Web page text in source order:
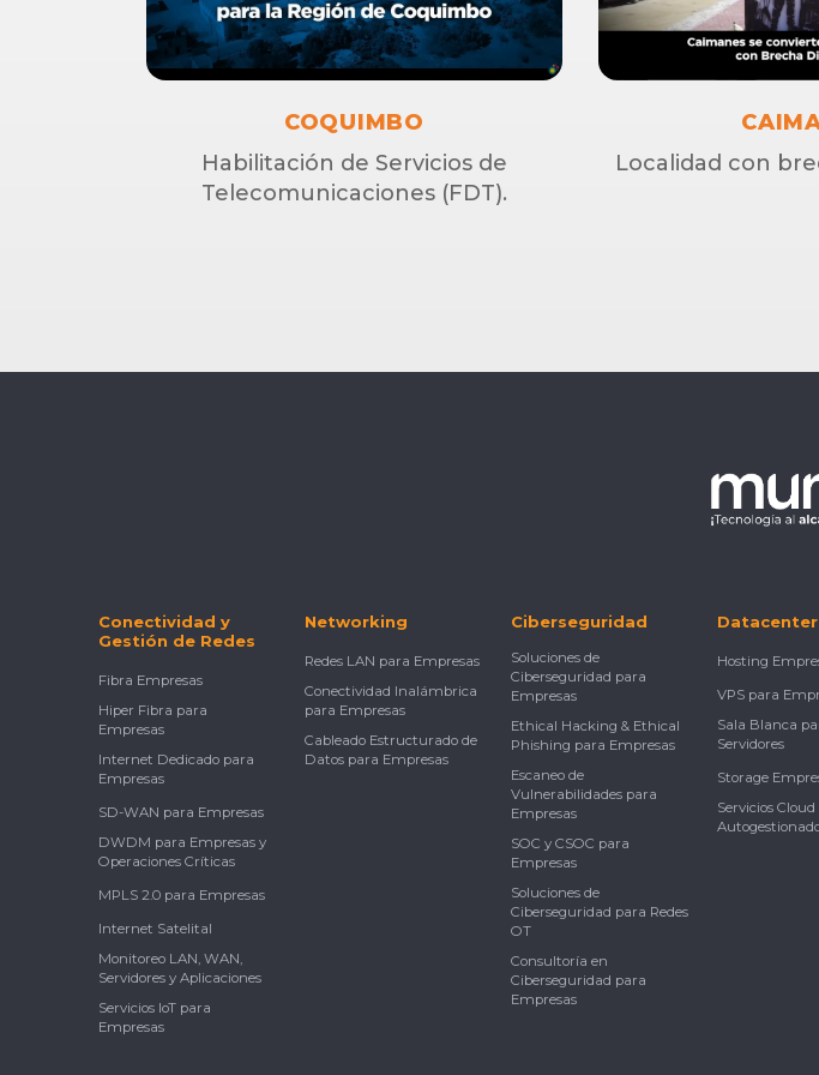
COQUIMBO
Habilitación de Servicios de
Telecomunicaciones (FDT).
Localidad con
Conectividad y
Gestión de Redes
Fibra Empresas
Hiper Fibra para
Empresas
Internet Dedicado para
Empresas
SD-WAN para Empresas
DWDM para Empresas y
Operaciones Críticas
MPLS 2.0 para Empresas
Internet Satelital
Monitoreo LAN, WAN,
Servidores y Aplicaciones
Servicios IoT para
Empresas
Networking
Redes LAN para Empresas
Conectividad Inalámbrica
para Empresas
Cableado Estructurado de
Datos para Empresas
Ciberseguridad
Soluciones de
Ciberseguridad para
Empresas
Ethical Hacking & Ethical
Phishing para Empresas
Escaneo de
Vulnerabilidades para
Empresas
SOC y CSOC para
Empresas
Soluciones de
Ciberseguridad para Redes
OT
Consultoría en
Ciberseguridad para
Empresas
Datacenter
Hosting
VPS para
Sala Blanca
Servidores
Storage
Servicios Cloud